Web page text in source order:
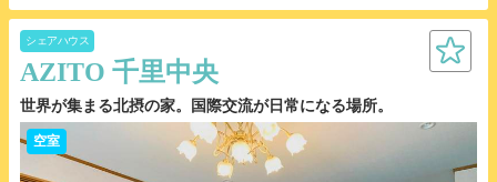
シェアハウス
AZITO 千里中央
世界が集まる北摂の家。国際交流が日常になる場所。
空室